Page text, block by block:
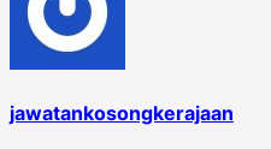
jawatankosongkerajaan